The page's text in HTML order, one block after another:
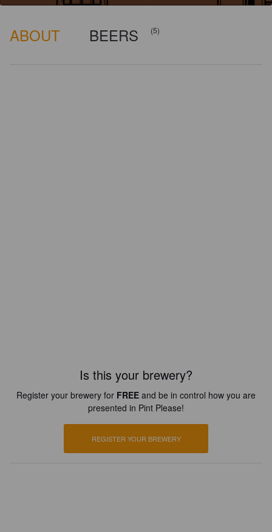
ABOUT BEERS (5)
Is this your brewery?
Register your brewery for FREE and be in control how you are
presented in Pint Please!
REGISTER YOUR BREWERY